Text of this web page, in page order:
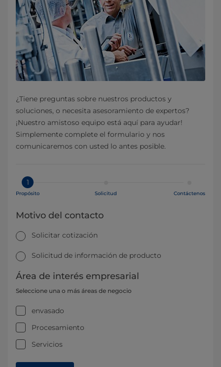
¿Tiene preguntas sobre nuestros productos y
soluciones, o necesita asesoramiento de expertos?
¡Nuestro amistoso equipo está aquí para ayudar!
Simplemente complete el formulario y nos
comunicaremos con usted lo antes posible.
1
Propósito Solicitud Contáctenos
Motivo del contacto
Solicitar cotización
Solicitud de información de producto
Área de interés empresarial
Seleccione una o más áreas de negocio
envasado
Procesamiento
Servicios